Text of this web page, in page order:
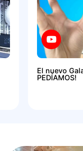
El nuevo
PEDÍAMOS!